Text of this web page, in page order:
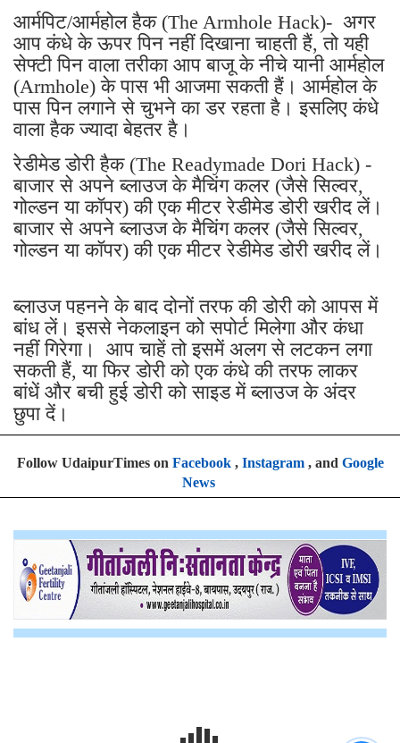
आर्मपिट/आर्महोल हैक (The Armhole Hack)- अगर
आप कंधे के ऊपर पिन नहीं दिखाना चाहती हैं, तो यही
सेफ्टी पिन वाला तरीका आप बाजू के नीचे यानी आर्महोल
(Armhole) के पास भी आजमा सकती हैं। आर्महोल के
पास पिन लगाने से चुभने का डर रहता है। इसलिए कंधे
वाला हैक ज्यादा बेहतर है।
रेडीमेड डोरी हैक (The Readymade Dori Hack) -
बाजार से अपने ब्लाउज के मैचिंग कलर (जैसे सिल्वर,
गोल्डन या कॉपर) की एक मीटर रेडीमेड डोरी खरीद लें।
बाजार से अपने ब्लाउज के मैचिंग कलर (जैसे सिल्वर,
गोल्डन या कॉपर) की एक मीटर रेडीमेड डोरी खरीद लें।
ब्लाउज पहनने के बाद दोनों तरफ की डोरी को आपस में
बांध लें। इससे नेकलाइन को सपोर्ट मिलेगा और कंधा
नहीं गिरेगा। आप चाहें तो इसमें अलग से लटकन लगा
सकती हैं, या फिर डोरी को एक कंधे की तरफ लाकर
बांधें और बची हुई डोरी को साइड में ब्लाउज के अंदर
छुपा दें।
Follow UdaipurTimes on Facebook, Instagram, and Google
News